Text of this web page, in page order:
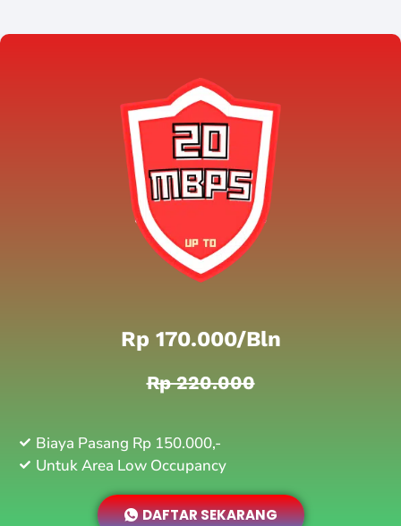
Rp 170.000/bln
Rp 220.000
Biaya Pasang Rp 150.000,-
Untuk Area Low Occupancy
DAFTAR SEKARANG